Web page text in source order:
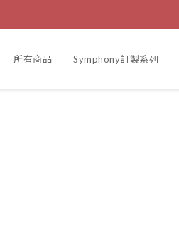
所有商品 Symphony訂製系列